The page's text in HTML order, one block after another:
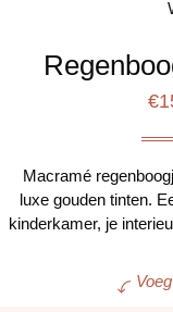
€
Macramé
luxe gouden tinten.
kinderkamer, je